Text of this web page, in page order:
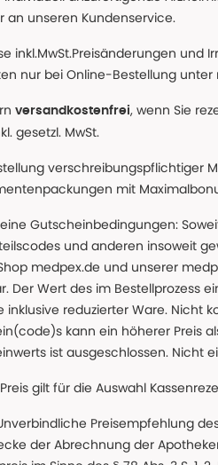
an unseren Kundenservice.
inkl.MwSt.Preisänderungen
nur bei Online-Bestellung
versandkostenfrei, wenn Sie
gesetzl. MwSt.
verschreibungspflichtiger
mit
Gutscheinbedingungen:
und anderen insoweit
medpex.de und unserer
Der Wert des im Bestellprozess
inklusive reduzierter Ware. Nicht
kann ein höherer Preis
ist ausgeschlossen. Nicht
gilt für die Auswahl
Preisempfehlung
der Abrechnung der